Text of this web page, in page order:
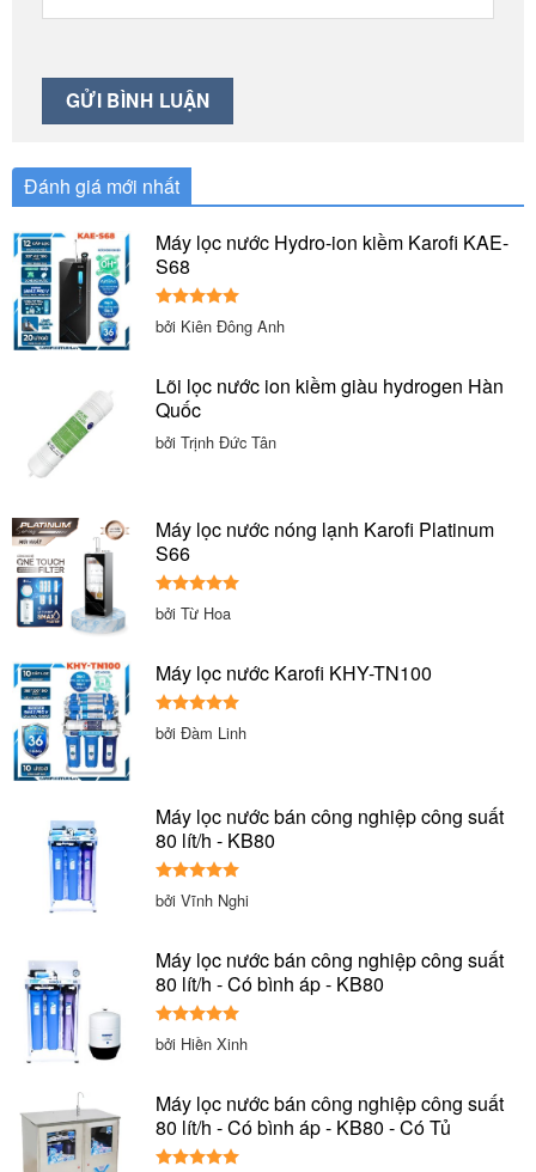
Đánh giá mới nhất
Máy lọc nước Hydro-ion kiềm Karofi KAE-
S68
Được xếp
hạng55
bởi Kiên Đông Anh
Lõi lọc nước ion kiềm giàu hydrogen Hàn
Quốc
bởi Trịnh Đức Tân
Máy lọc nước nóng lạnh Karofi Platinum
S66
Được xếp
hạng5 5
bởi Từ Hoa
Máy lọc nước Karofi KHY-TN100
Được xếp
hạng55
bởi Đàm Linh
Máy lọc nước bán công nghiệp công suất
80 lít/h - KB80
Được xếp
hạng55
bởi Vĩnh Nghi
Máy lọc nước bán công nghiệp công suất
80 lít/h - Có bình áp - KB80
Được xếp
hạng55
bởi Hiền Xinh
Máy lọc nước bán công nghiệp công suất
80 lít/h - Có bình áp - KB80 - Có Tủ